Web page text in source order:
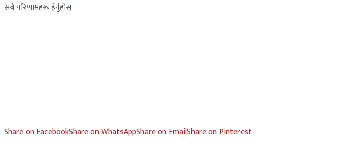
सबै परिणामहरू हेर्नुहोस्
Share on FacebookShare on WhatsAppShare on EmailShare on Pinterest